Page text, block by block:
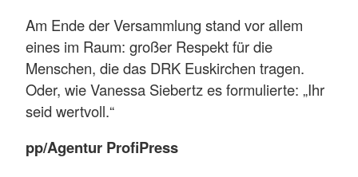
Am Ende der Versammlung stand vor allem
eines im Raum: großer Respekt für die
Menschen, die das DRK Euskirchen tragen.
Oder, wie Vanessa Siebertz es formulierte: „Ihr
seid wertvoll.“
pp/Agentur ProfiPress